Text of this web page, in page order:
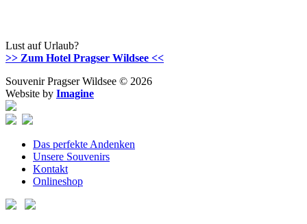
Lust auf Urlaub?
>> Zum Hotel Pragser Wildsee <<
Souvenir Pragser Wildsee © 2026
Website by Imagine
Das perfekte Andenken
Unsere Souvenirs
Kontakt
Onlineshop